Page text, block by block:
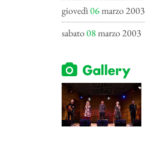
giovedì06marzo 2003
sabato08marzo 2003
Gallery